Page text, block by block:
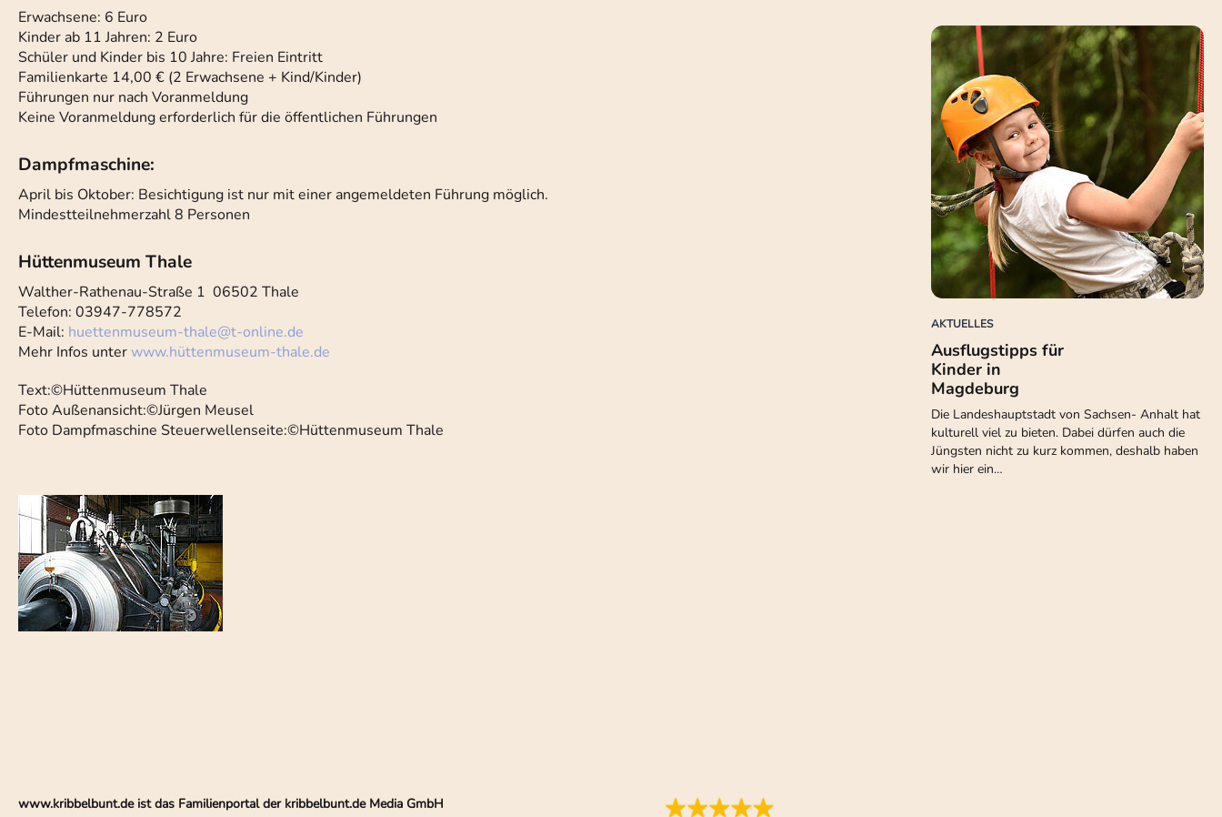
Erwachsene: 6 Euro
Kinder ab 11 Jahren: 2 Euro
Schüler und Kinder bis 10 Jahre: Freien Eintritt
Familienkarte 14,00 € (2 Erwachsene + Kind/Kinder)
Führungen nur nach Voranmeldung
Keine Voranmeldung erforderlich für die öffentlichen Führungen
Dampfmaschine:
April bis Oktober: Besichtigung ist nur mit einer angemeldeten Führung möglich.
Mindestteilnehmerzahl 8 Personen
Hüttenmuseum Thale
Walther-Rathenau-Straße 1 06502 Thale
Telefon: 03947-778572
E-Mail: huettenmuseum-thale@t-online.de
Mehr Infos unterwww.hüttenmuseum-thale.de
Text:©Hüttenmuseum Thale
Foto Außenansicht:©Jürgen Meusel
Foto Dampfmaschine Steuerwellenseite:©Hüttenmuseum Thale
AKTUELLES
Ausflugstipps für
Kinder in
Magdeburg
Die Landeshauptstadt von Sachsen- Anhalt hat
kulturell viel zu bieten. Dabei dürfen auch die
Jüngsten nicht zu kurz kommen, deshalb haben
wir hier ein…
www.kribbelbunt.de ist das Familienportal der kribbelbunt.de Media GmbH